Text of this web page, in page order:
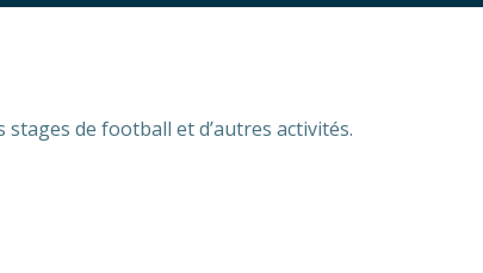
de football et d’autres activités.